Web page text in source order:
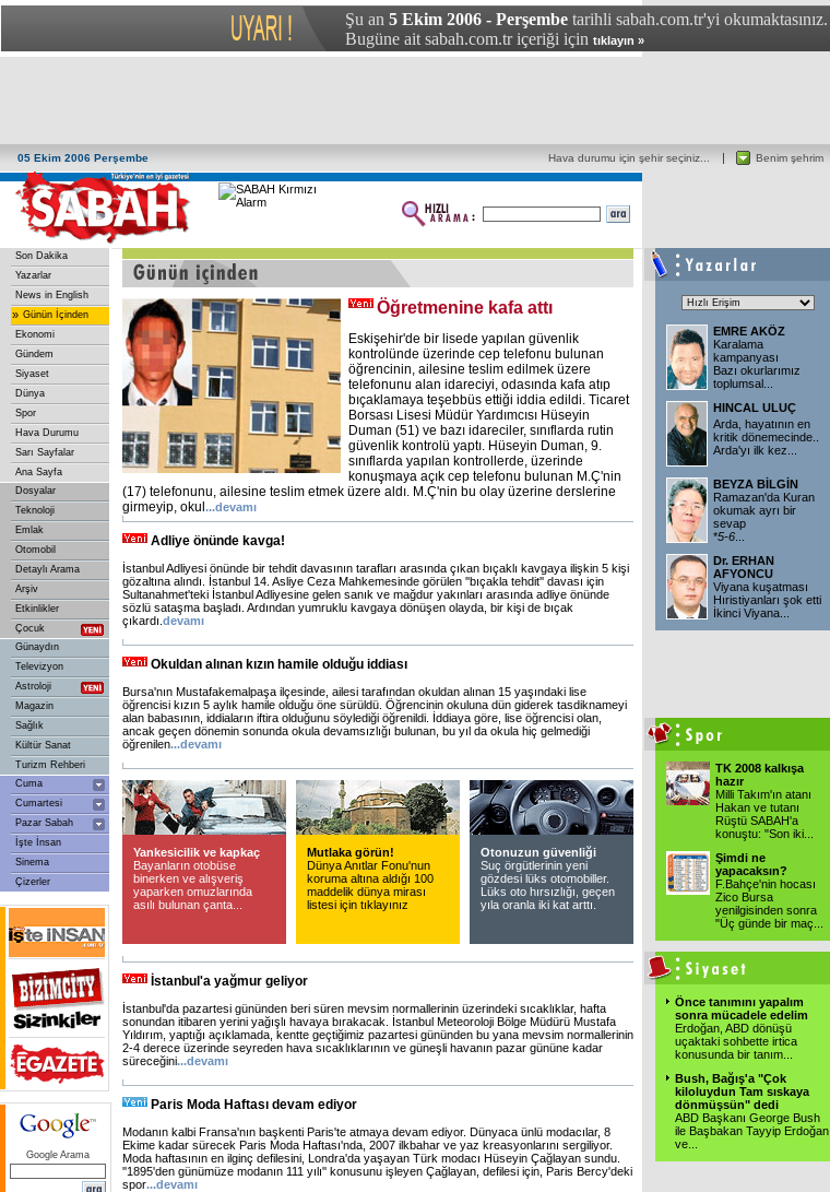
Şu an 5 Ekim 2006 - Perşembe tarihli sabah.com.tr'yi okumaktasınız.
Bugüne ait sabah.com.tr içeriği için tıklayın »
05 Ekim 2006 Perşembe Benim şehrim
Hava durumu için şehir seçiniz...
Son Dakika
Yazarlar
News in English
» Günün İçinden
Ekonomi
Gündem
Siyaset
Dünya
Spor
Hava Durumu
Sarı Sayfalar
Ana Sayfa
Dosyalar
Teknoloji
Emlak
Otomobil
Detaylı Arama
Arşiv
Etkinlikler
Çocuk
Günaydın
Televizyon
Astroloji
Magazin
Sağlık
Kültür Sanat
Turizm Rehberi
Cuma
Cumartesi
Pazar Sabah
İşte İnsan
Sinema
Çizerler
Google Arama
Öğretmenine kafa attı
Eskişehir'de bir lisede yapılan güvenlik
kontrolünde üzerinde cep telefonu bulunan
öğrencinin, ailesine teslim edilmek üzere
telefonunu alan idareciyi, odasında kafa atıp
bıçaklamaya teşebbüs ettiği iddia edildi. Ticaret
Borsası Lisesi Müdür Yardımcısı Hüseyin
Duman (51) ve bazı idareciler, sınıflarda rutin
güvenlik kontrolü yaptı. Hüseyin Duman, 9.
sınıflarda yapılan kontrollerde, üzerinde
konuşmaya açık cep telefonu bulunan M.Ç'nin
(17) telefonunu, ailesine teslim etmek üzere aldı. M.Ç'nin bu olay üzerine derslerine
girmeyip, okul ...devamı
Adliye önünde kavga!
İstanbul Adliyesi önünde bir tehdit davasının tarafları arasında çıkan bıçaklı kavgaya ilişkin 5 kişi
gözaltına alındı. İstanbul 14. Asliye Ceza Mahkemesinde görülen ''bıçakla tehdit'' davası için
Sultanahmet'teki İstanbul Adliyesine gelen sanık ve mağdur yakınları arasında adliye önünde
sözlü sataşma başladı. Ardından yumruklu kavgaya dönüşen olayda, bir kişi de bıçak
çıkardı. devamı
Okuldan alınan kızın hamile olduğu iddiası
Bursa'nın Mustafakemalpaşa ilçesinde, ailesi tarafından okuldan alınan 15 yaşındaki lise
öğrencisi kızın 5 aylık hamile olduğu öne sürüldü. Öğrencinin okuluna dün giderek tasdiknameyi
alan babasının, iddiaların iftira olduğunu söylediği öğrenildi. İddiaya göre, lise öğrencisi olan,
ancak geçen dönemin sonunda okula devamsızlığı bulunan, bu yıl da okula hiç gelmediği
öğrenilen...devamı
Yankesicilik ve kapkaç
Bayanların otobüse
binerken ve alışveriş
yaparken omuzlarında
asılı bulunan çanta...
Mutlaka görün!
Dünya Anıtlar Fonu'nun
koruma altına aldığı 100
maddelik dünya mirası
listesi için tıklayınız
Otonuzun güvenliği
Suç örgütlerinin yeni
gözdesi lüks otomobiller.
Lüks oto hırsızlığı, geçen
yıla oranla iki kat arttı.
İstanbul'a yağmur geliyor
İstanbul'da pazartesi gününden beri süren mevsim normallerinin üzerindeki sıcaklıklar, hafta
sonundan itibaren yerini yağışlı havaya bırakacak. İstanbul Meteoroloji Bölge Müdürü Mustafa
Yıldırım, yaptığı açıklamada, kentte geçtiğimiz pazartesi gününden bu yana mevsim normallerinin
2-4 derece üzerinde seyreden hava sıcaklıklarının ve güneşli havanın pazar gününe kadar
süreceğini...devamı
Paris Moda Haftası devam ediyor
Modanın kalbi Fransa'nın başkenti Paris'te atmaya devam ediyor. Dünyaca ünlü modacılar, 8
Ekime kadar sürecek Paris Moda Haftası'nda, 2007 ilkbahar ve yaz kreasyonlarını sergiliyor.
Moda haftasının en ilginç defilesini, Londra'da yaşayan Türk modacı Hüseyin Çağlayan sundu.
''1895'den günümüze modanın 111 yılı'' konusunu işleyen Çağlayan, defilesi için, Paris Bercy'deki
spor...devamı
EMRE AKÖZ
Karalama
kampanyası
Bazı okurlarımız
toplumsal...
HINCAL ULUÇ
Arda, hayatının en
kritik dönemecinde..
Arda'yı ilk kez...
BEYZA BİLGİN
Ramazan'da Kuran
okumak ayrı bir
sevap
*5-6
Dr. ERHAN
AFYONCU
Viyana kuşatması
Hıristiyanları şok etti
İkinci Viyana...
TK 2008 kalkışa
hazır
Milli Takım'ın atanı
Hakan ve tutanı
Rüştü SABAH'a
konuştu: "Son iki...
Şimdi ne
yapacaksın?
F.Bahçe'nin hocası
Zico Bursa
yenilgisinden sonra
"Üç günde bir maç...
Önce tanımını yapalım
sonra mücadele edelim
Erdoğan, ABD dönüşü
uçaktaki sohbette irtica
konusunda bir tanım...
Bush, Bağış'a "Çok
kiloluydun Tam sıskaya
dönmüşsün" dedi
ABD Başkanı George Bush
ile Başbakan Tayyip Erdoğan
ve...